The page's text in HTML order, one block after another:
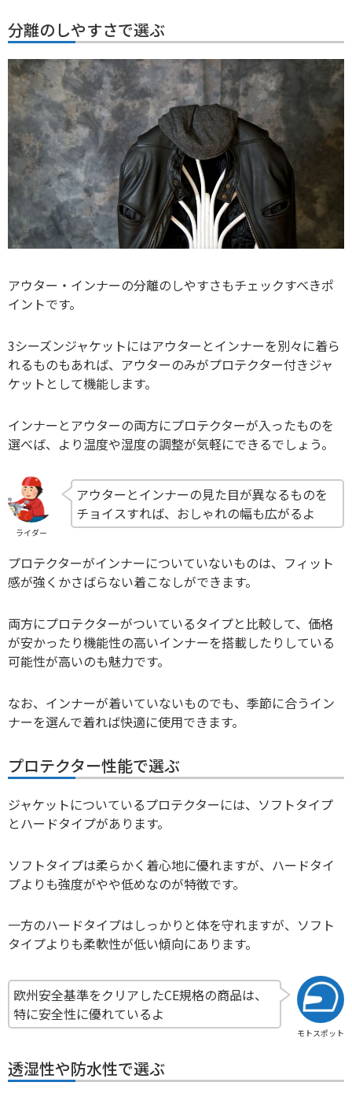
分離のしやすさで選ぶ
アウター・インナーの分離のしやすさもチェックすべきポ
イントです。
3シーズンジャケットにはアウターとインナーを別々に着ら
れるものもあれば、アウターのみがプロテクター付きジャ
ケットとして機能します。
インナーとアウターの両方にプロテクターが入ったものを
選べば、より温度や湿度の調整が気軽にできるでしょう。
ライダー
アウターとインナーの見た目が異なるものを
チョイスすれば、おしゃれの幅も広がるよ
プロテクターがインナーについていないものは、フィット
感が強くかさばらない着こなしができます。
両方にプロテクターがついているタイプと比較して、価格
が安かったり機能性の高いインナーを搭載したりしている
可能性が高いのも魅力です。
なお、インナーが着いていないものでも、季節に合うイン
ナーを選んで着れば快適に使用できます。
プロテクター性能で選ぶ
ジャケットについているプロテクターには、ソフトタイプ
とハードタイプがあります。
ソフトタイプは柔らかく着心地に優れますが、ハードタイ
プよりも強度がやや低めなのが特徴です。
一方のハードタイプはしっかりと体を守れますが、ソフト
タイプよりも柔軟性が低い傾向にあります。
モトスポット
欧州安全基準をクリアしたCE規格の商品は、
特に安全性に優れているよ
透湿性や防水性で選ぶ